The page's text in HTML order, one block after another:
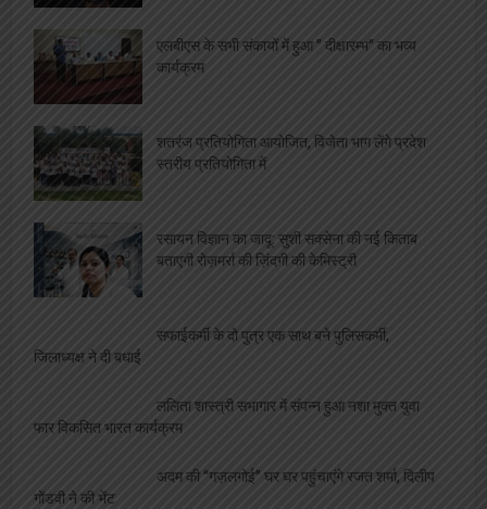
एलबीएस के सभी संकायों में हुआ ” दीक्षारम्भ” का भव्य
कार्यक्रम
शतरंज प्रतियोगिता आयोजित, विजेता भाग लेंगे प्रदेश
स्तरीय प्रतियोगिता में
रसायन विज्ञान का जादू: सुशी सक्सेना की नई किताब
बताएगी रोज़मर्रा की ज़िंदगी की केमिस्ट्री
सफाईकर्मी के दो पुत्र एक साथ बने पुलिसकर्मी,
जिलाध्यक्ष ने दी बधाई
ललिता शास्त्री सभागार में संपन्न हुआ नशा मुक्त युवा
फार विकसित भारत कार्यक्रम
अदम की “गज़लगोई” घर घर पहुंचाएंगे रजत शर्मा, दिलीप
गोंडवी ने की भेंट